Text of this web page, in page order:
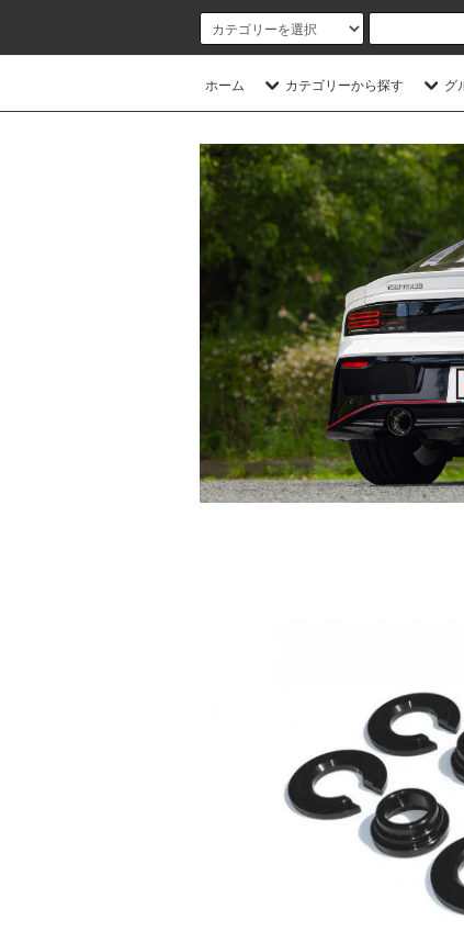
ホーム カテゴリーから探す グ